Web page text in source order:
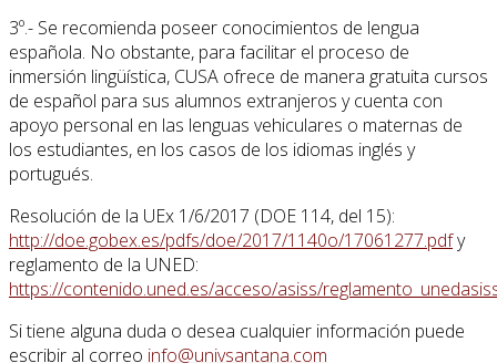
3º.- Se recomienda poseer conocimientos de lengua
española. No obstante, para facilitar el proceso de
inmersión lingüística, CUSA ofrece de manera gratuita cursos
de español para sus alumnos extranjeros y cuenta con
apoyo personal en las lenguas vehiculares o maternas de
los estudiantes, en los casos de los idiomas inglés y
portugués.
Resolución de la UEx 1/6/2017 (DOE 114, del 15):
http://doe.gobex.es/pdfs/doe/2017/1140o/17061277.pdfy
reglamento de la UNED:
https://contenido.uned.es/acceso/asiss/
Si tiene alguna duda o desea cualquier información puede
escribir al correo info@univsantana.com